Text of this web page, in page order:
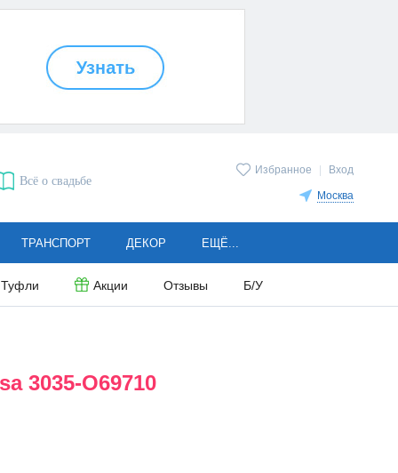
Избранное Вход
Москва
Всё о свадьбе
Туфли Акции Отзывы Б/У
ТРАНСПОРТ ДЕКОР ЕЩЁ...
3035-O69710